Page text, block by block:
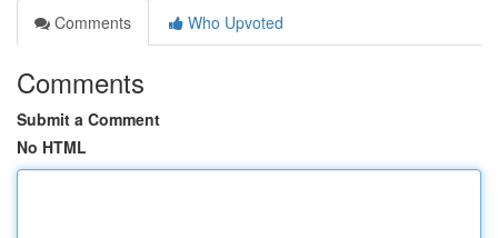
Comments
Who Upvoted
Comments
Submit a Comment
No HTML